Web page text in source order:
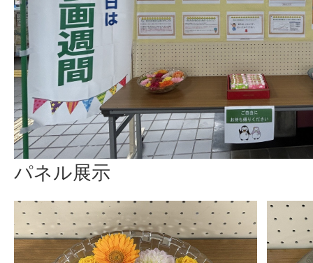
パネル展示